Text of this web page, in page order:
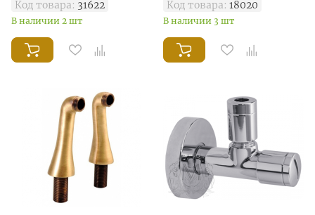
Код товара: 31622
В наличии 2 шт
Код товара: 18020
В наличии 3 шт